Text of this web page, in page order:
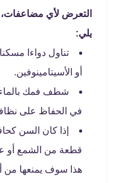
التعرض لأي
يلي:
تناول دواءا
أو الأسيتامينوفين.
شطف فمك بالماء
في الحفاظ على
إذا كان السن
قطعة من الشمع أو
هذا سوف يمنعها من